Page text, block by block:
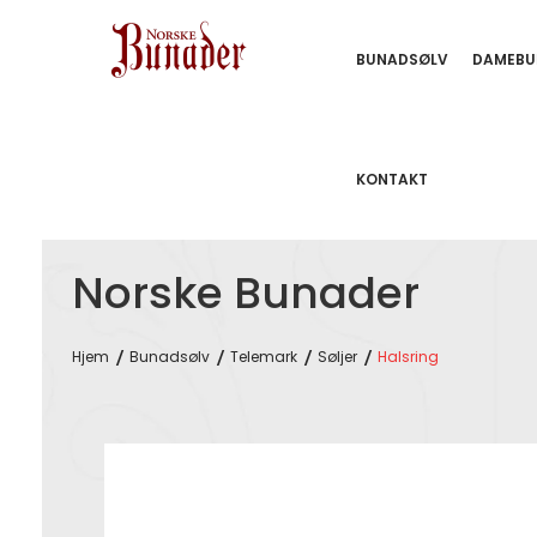
BUNADSØLV
KONTAKT
Norske Bunader
Hjem Bunadsølv Telemark Søljer Halsring